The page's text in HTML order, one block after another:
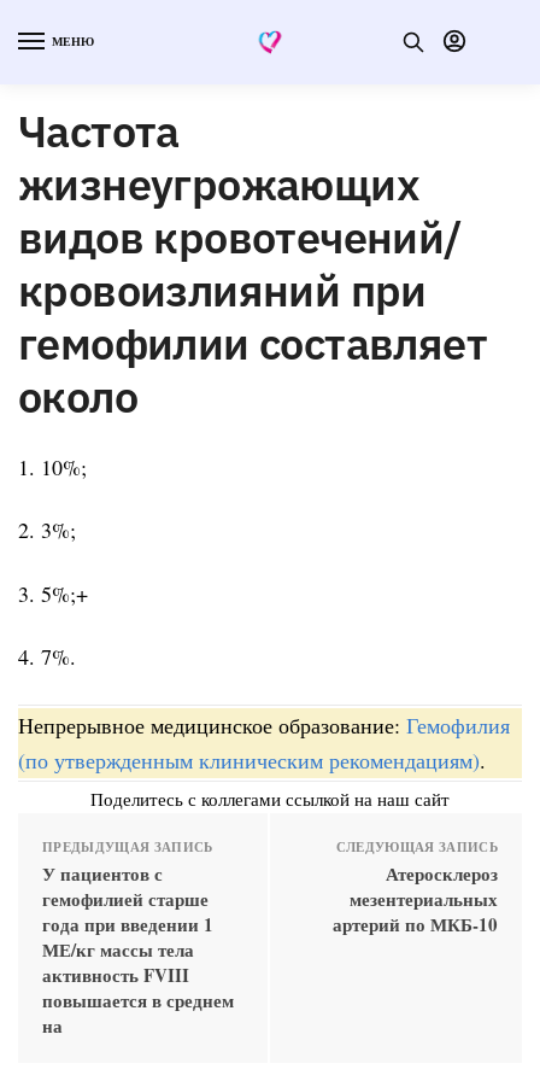
МЕНЮ
Частота
жизнеугрожающих
видов кровотечений/
кровоизлияний при
гемофилии составляет
около
1. 10%;
2. 3%;
3. 5%;+
4. 7%.
Непрерывное медицинское образование: Гемофилия
(по утвержденным клиническим рекомендациям).
Поделитесь с коллегами ссылкой на наш сайт
ПРЕДЫДУЩАЯ ЗАПИСЬ
У пациентов с
гемофилией старше
года при введении 1
МЕ/кг массы тела
активность FVIII
повышается в среднем
на
СЛЕДУЮЩАЯ ЗАПИСЬ
Атеросклероз
мезентериальных
артерий по МКБ-10